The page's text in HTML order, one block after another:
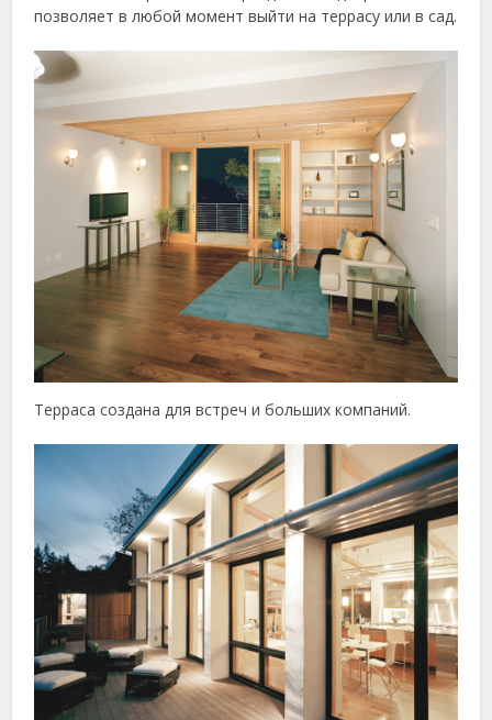
позволяет в любой момент выйти на террасу или в сад.
Терраса создана для встреч и больших компаний.